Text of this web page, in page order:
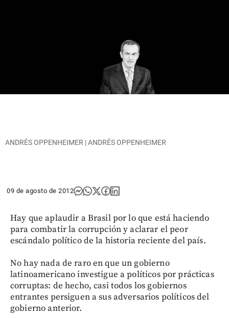
ANDRÉS OPPENHEIMER | ANDRÉS OPPENHEIMER
09 de agosto de 2012
Hay que aplaudir a Brasil por lo que está haciendo
para combatir la corrupción y aclarar el peor
escándalo político de la historia reciente del país.
No hay nada de raro en que un gobierno
latinoamericano investigue a políticos por prácticas
corruptas: de hecho, casi todos los gobiernos
entrantes persiguen a sus adversarios políticos del
gobierno anterior.